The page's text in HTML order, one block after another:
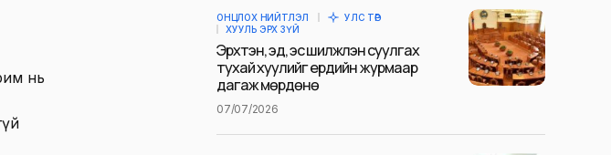
нь
ОНЦЛОХ НИЙТЛЭЛ
УЛС ТӨР
ХУУЛЬ ЭРХ ЗҮЙ
Эрхтэн, эд, эс шилжүүлэн суулгах
тухай хуулийг ердийн журмаар
дагаж мөрдөнө
07/07/2026